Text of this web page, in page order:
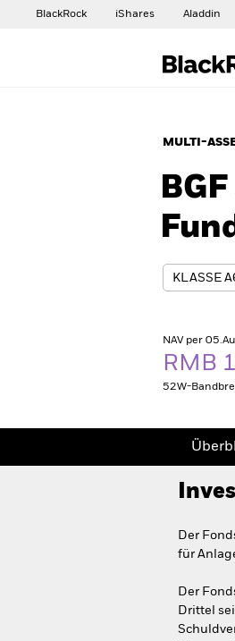
BlackRock iShares Aladdin
MULTI-
Fund
NAV per
RMB
52W-
Der
für
Der
Drittel